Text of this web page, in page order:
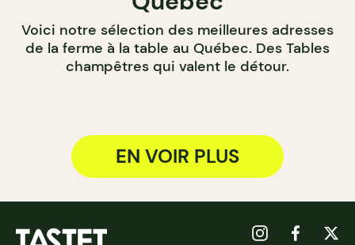
Voici notre sélection des meilleures adresses
de la ferme à la table au Québec. Des Tables
champêtres qui valent le détour.
EN VOIR PLUS